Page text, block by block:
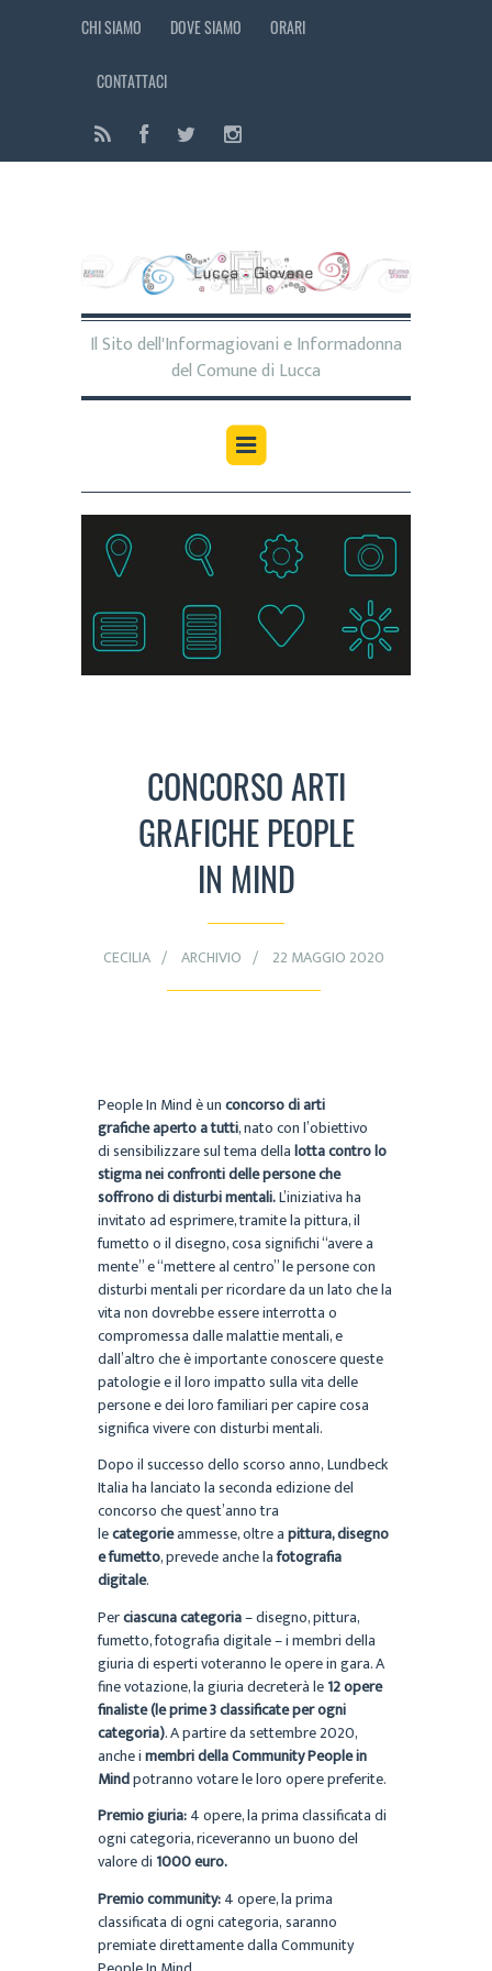
CHI SIAMO DOVE SIAMO ORARI
CONTATTACI
Il Sito dell'Informagiovani e Informadonna
del Comune di Lucca
CONCORSO ARTI
GRAFICHE PEOPLE
IN MIND
CECILIA ARCHIVIO 22 MAGGIO 2020
People In Mind è unconcorso di arti
grafiche aperto a tutti, nato con l’obiettivo
di sensibilizzare sul tema dellalotta contro lo
stigma nei confronti delle persone che
soffrono di disturbi mentali.L’iniziativa ha
invitato ad esprimere, tramite la pittura, il
fumetto o il disegno, cosa significhi “avere a
mente” e “mettere al centro” le persone con
disturbi mentali per ricordare da un lato che la
vita non dovrebbe essere interrotta o
compromessa dalle malattie mentali, e
dall’altro che è importante conoscere queste
patologie e il loro impatto sulla vita delle
persone e dei loro familiari per capire cosa
significa vivere con disturbi mentali.
Dopo il successo dello scorso anno, Lundbeck
Italia ha lanciato la seconda edizione del
concorso che quest’anno tra
lecategorieammesse, oltre apittura, disegno
e fumetto, prevede anche lafotografia
digitale.
Perciascuna categoria– disegno, pittura,
fumetto, fotografia digitale – i membri della
giuria di esperti voteranno le opere in gara. A
fine votazione, la giuria decreterà le12 opere
finaliste (le prime 3 classificate per ogni
categoria). A partire da settembre 2020,
anche imembri della Community People in
Mindpotranno votare le loro opere preferite.
Premio giuria:4 opere, la prima classificata di
ogni categoria, riceveranno un buono del
valore di 1000 euro.
Premio community:4 opere, la prima
classificata di ogni categoria, saranno
premiate direttamente dalla Community